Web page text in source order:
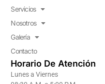
Servicios
Nosotros
Galería
Contacto
Horario De Atención
Lunes a Viernes